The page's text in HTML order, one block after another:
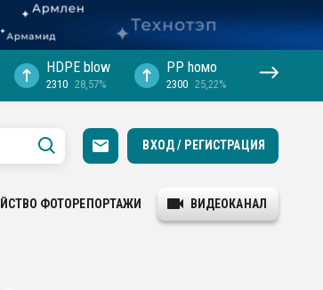
HDPE blow
2310 28,57%
PP hомо
2300 25,22%
ВХОД / РЕГИСТРАЦИЯ
ФОТОРЕПОРТАЖИ ВИДЕОКАНАЛ